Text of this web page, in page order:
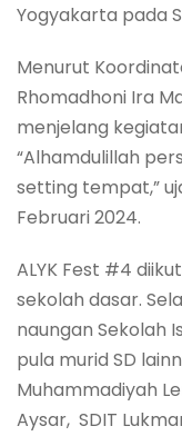
Yogyakarta pada
Menurut
Rhomadhoni Ira
menjelang
“Alhamdulillah
setting tempat,”
Februari 2024.
ALYK Fest #4
sekolah dasar.
naungan Sekolah
pula murid SD
Muhammadiyah
Aysar, SDIT